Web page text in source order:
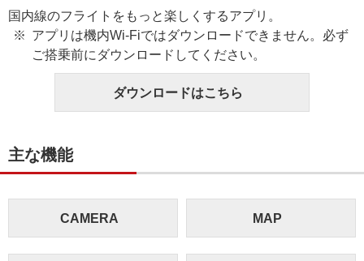
国内線のフライトをもっと楽しくするアプリ。
アプリは機内Wi-Fiではダウンロードできません。必ず
ご搭乗前にダウンロードしてください。
ダウンロードはこちら
主な機能
CAMERA MAP